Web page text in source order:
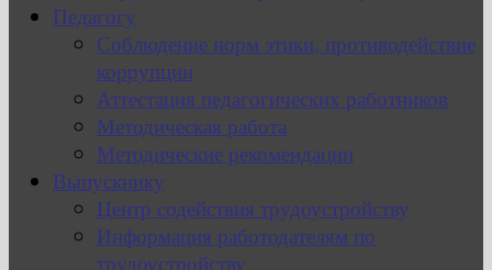
Педагогу
Соблюдение норм этики, противодействие
коррупции
Аттестация педагогических работников
Методическая работа
Методические рекомендации
Выпускнику
Центр содействия трудоустройству
Информация работодателям по
трудоустройству